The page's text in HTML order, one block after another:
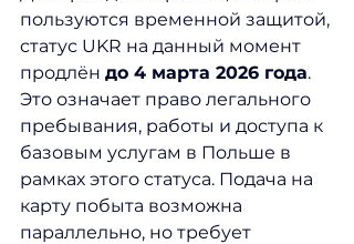
пользуются временной защитой,
статус UKR на данный момент
продлён до 4 марта 2026 года.
Это означает право легального
пребывания, работы и доступа к
базовым услугам в Польше в
рамках этого статуса. Подача на
карту побыта возможна
параллельно, но требует